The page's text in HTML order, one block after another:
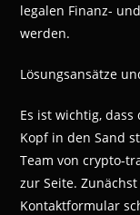
legalen Finanz-
werden.
Lösungsansätze
Es ist wichtig,
Kopf in den Sand
Team von crypto-
zur Seite.
Kontaktformular